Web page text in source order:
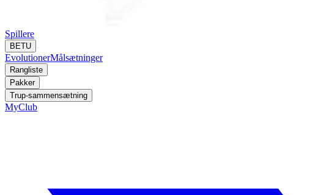
Spillere
BETU
EvolutionerMålsætninger
Rangliste
Pakker
Trup-sammensætning
MyClub